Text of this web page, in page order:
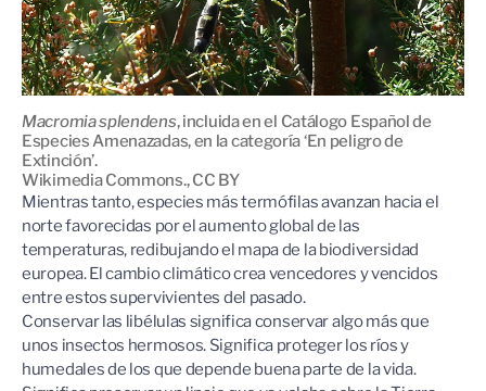
Macromia splendens, incluida en el Catálogo Español de
Especies Amenazadas, en la categoría ‘En peligro de
Extinción’.
Wikimedia Commons.,CC BY
Mientras tanto, especies más termófilas avanzan hacia el
norte favorecidas por el aumento global de las
temperaturas, redibujando el mapa de la biodiversidad
europea. El cambio climático crea vencedores y vencidos
entre estos supervivientes del pasado.
Conservar las libélulas significa conservar algo más que
unos insectos hermosos. Significa proteger los ríos y
humedales de los que depende buena parte de la vida.